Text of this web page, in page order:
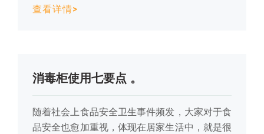
查看详情>
消毒柜使用七要点 。
随着社会上食品安全卫生事件频发，大家对于食
品安全也愈加重视，体现在居家生活中，就是很